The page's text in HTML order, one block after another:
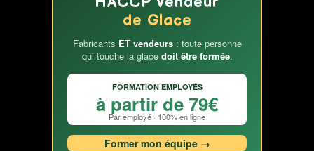
de Glace
Fabricants ET vendeurs: toute personne
qui touche la glace doit être formée.
FORMATION EMPLOYÉS
à partir de 79€
Par employé · 100% en ligne
Former mon équipe →